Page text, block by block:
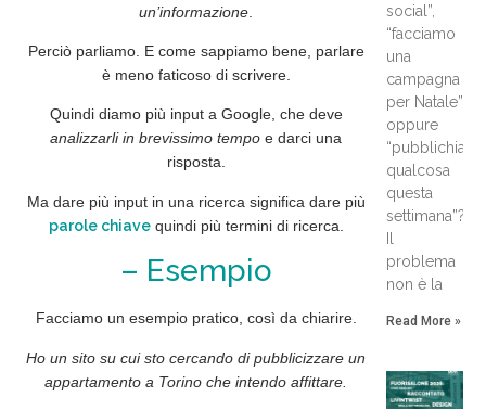
un’informazione
Perciò parliamo. E come sappiamo bene, parlare
è meno faticosodi scrivere.
Quindi diamo più input a Google, che deve
analizzarli in brevissimo tempo edarci una
risposta.
Ma darepiù inputin una ricerca significa darepiù
parole chiavequindi più termini di ricerca
– Esempio
Facciamo un esempio pratico, così da chiarire.
Ho un sito su cui sto cercando di pubblicizzare un
appartamento a Torino che intendo affittare.
social”,
“facciamo
una
campagna
per Natale”
oppure
qualcosa
questa
settimana”?
Il
problema
non è la
Read More »